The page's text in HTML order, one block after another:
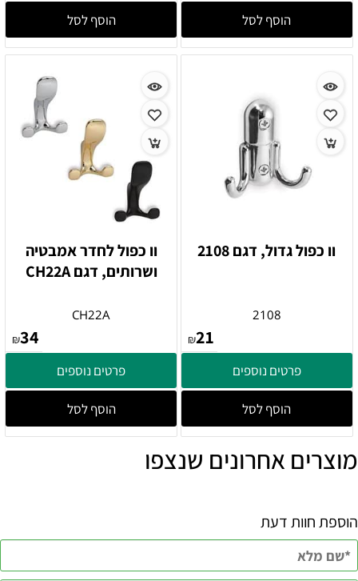
הוסף לסל הוסף לסל
וו כפול גדול, דגם 2108
2108
₪21
פרטים נוספים
הוסף לסל
וו כפול לחדר אמבטיה
ושרותים, דגם CH22A
CH22A
₪34
פרטים נוספים
הוסף לסל
מוצרים אחרונים שנצפו
הוספת חוות דעת